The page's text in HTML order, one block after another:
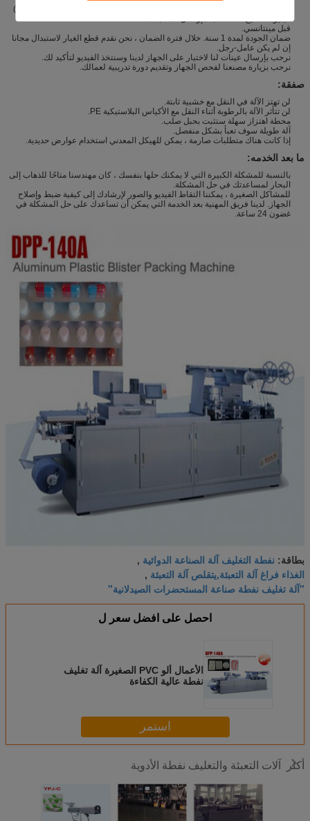
قبل مينتانسي.
ضمان الجودة لمدة 1 سنة. خلال فترة الضمان ، نحن نقدم قطع الغيار لاستبدال مجانا
إن لم يكن عامل-رجل.
نرحب بإرسال عينات لنا لاختبار على الجهاز لدينا وسنتخذ الفيديو لتأكيد لك.
نرحب بزيارة مصنعنا لفحص الجهاز وتقديم دورة تدريبية لعمالك.
صفقة:
لن تهتز الآلة في النقل مع خشبية ثابتة.
لن تتأثر الآلة بالرطوبة أثناء النقل مع الأكياس البلاستيكية PE.
محطة اهتزاز سهلة ستثبت بحبل صلب.
آلة طويلة سوف تعبأ بشكل منفصل.
إذا كانت هناك متطلبات صارمة ، يمكن للهيكل المعدني استخدام عوارض حديدية.
ما بعد الخدمه:
بالنسبة للمشكلة الكبيرة التي لا يمكنك حلها بنفسك ، كان مهندسنا متاحًا للذهاب إلى
البحار لمساعدتك في حل المشكلة.
للمشاكل الصغيرة ، يمكننا التقاط الفيديو والصور لإرشادك إلى كيفية ضبط وإصلاح
الجهاز. لدينا فريق المهنية بعد الخدمة التي يمكن أن تساعدك على حل المشكلة في
غضون 24 ساعة.
بطاقة: نفطة التغليف آلة الصناعة الدوائية ,
الغذاء فراغ آلة التعبئة,يتقلص آلة التعبئة ,
"آلة تغليف نفطة صناعة المستحضرات الصيدلانية"
احصل على افضل سعر ل
الأعمال ألو PVC الصغيرة آلة تغليف
نفطة عالية الكفاءة
استمر
أكثر آلات التعبئة والتغليف نفطة الأدوية